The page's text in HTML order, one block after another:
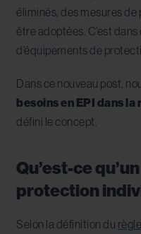
éliminés, des mesures
être adoptées. C’est
d’équipements de
Dans ce nouveau post,
besoins en EPI dans
défini le concept.
Qu’est-ce
protection
Selon la définition du